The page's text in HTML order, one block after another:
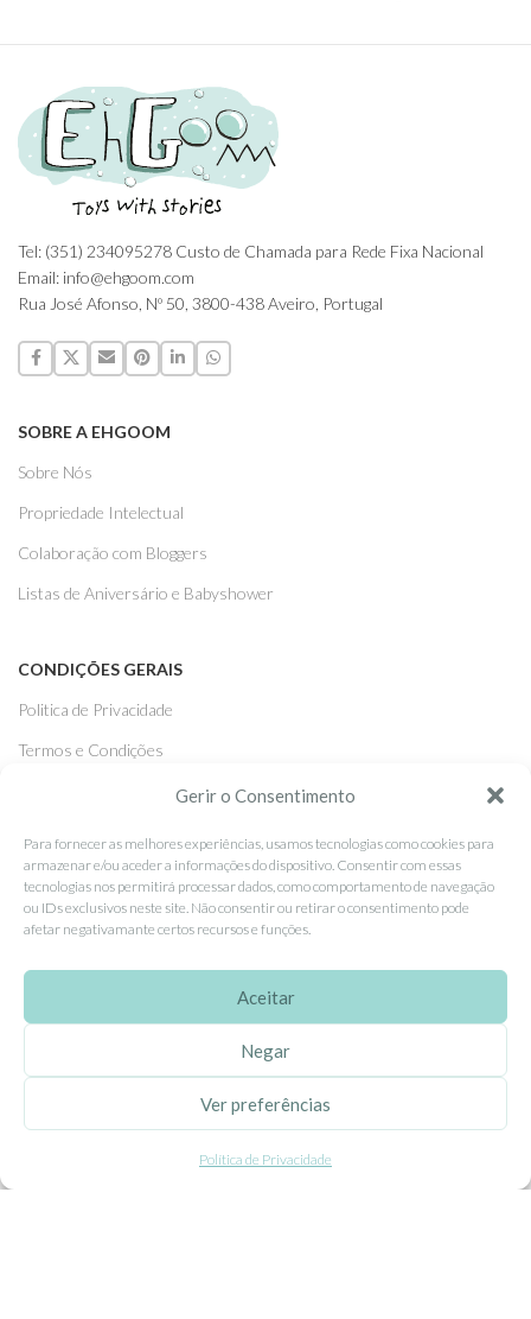
Gerir o Consentimento
Para fornecer as melhores experiências, usamos tecnologias como cookies para
armazenar e/ou aceder a informações do dispositivo. Consentir com essas
tecnologias nos permitirá processar dados, como comportamento de navegação
ou IDs exclusivos neste site. Não consentir ou retirar o consentimento pode
afetar negativamante certos recursos e funções.
Aceitar
Negar
Ver preferências
Política de Privacidade
Tel: (351) 234095278 Custo de Chamada para Rede Fixa Nacional
Email: info@ehgoom.com
Rua José Afonso, Nº 50, 3800-438 Aveiro, Portugal
SOBRE A EHGOOM
Sobre Nós
Propriedade Intelectual
Colaboração com Bloggers
Listas de Aniversário e Babyshower
CONDIÇÕES GERAIS
Politica de Privacidade
Termos e Condições
APOIO AO CLIENTE
Entregas
Trocas e Devoluções